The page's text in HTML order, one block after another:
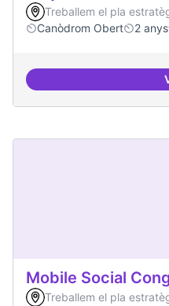
Treballem el pla
Canòdrom Obert
2 anys
Mobile Social
Treballem el pla